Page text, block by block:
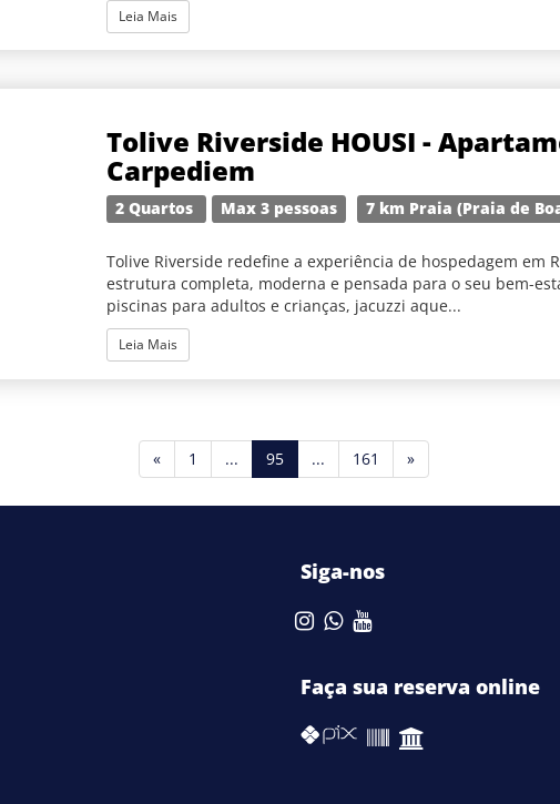
Leia Mais
Tolive Riverside HOUSI -
Carpediem
2 Quartos Max 3 pessoas 7 km Praia (Praia de
Tolive Riverside redefine a experiência de hospedagem em
estrutura completa, moderna e pensada para o seu bem-
piscinas para adultos e crianças, jacuzzi aque...
Leia Mais
« 1 ... 95(current)
... 161 »
Siga-nos
Faça sua reserva online